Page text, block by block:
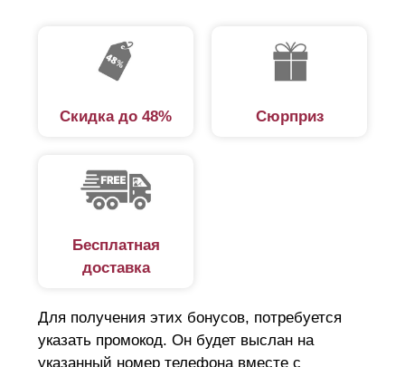
Скидка до 48% Сюрприз
Бесплатная
доставка
Для получения этих бонусов, потребуется
указать промокод. Он будет выслан на
указанный номер телефона вместе с